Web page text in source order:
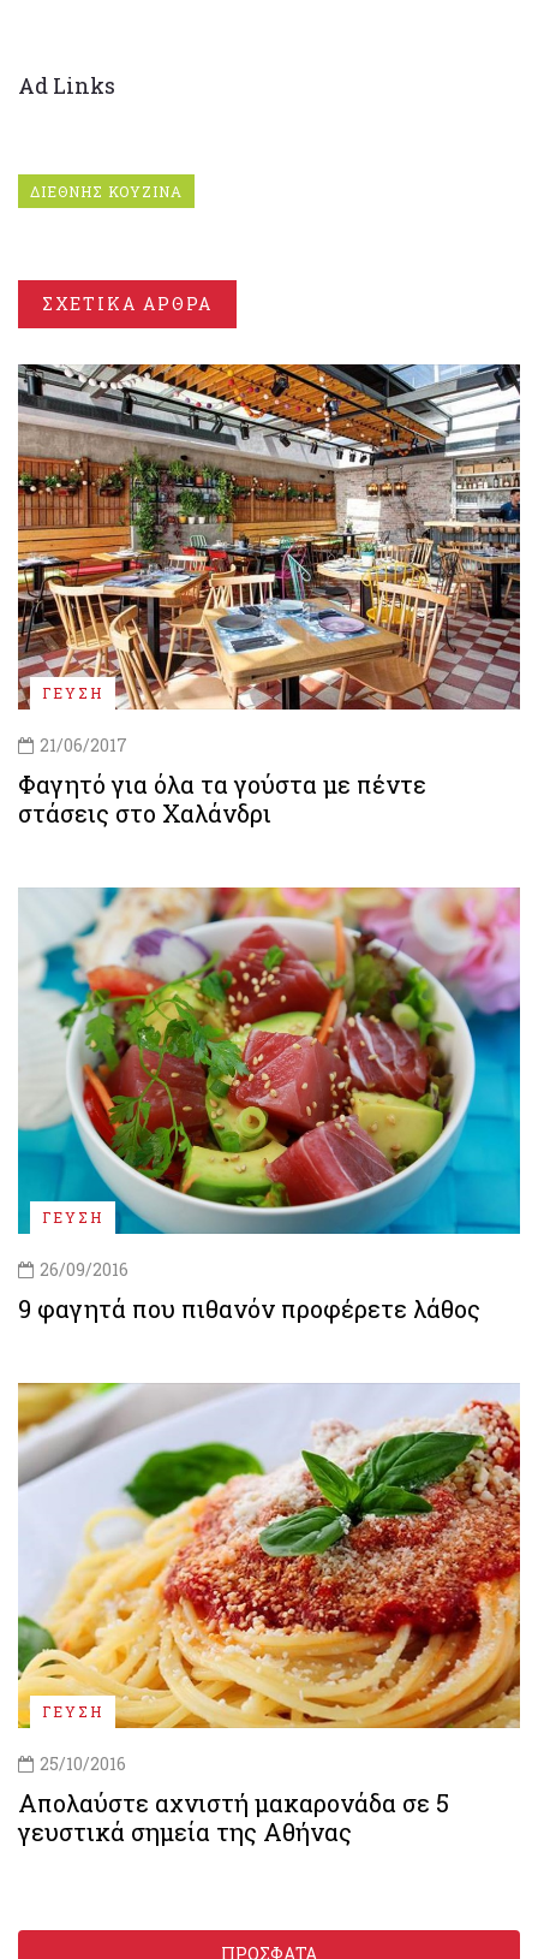
Ad Links
ΔΙΕΘΝΗΣ ΚΟΥΖΙΝΑ
ΣΧΕΤΙΚΑ ΑΡΘΡΑ
ΓΕΥΣΗ
21/06/2017
Φαγητό για όλα τα γούστα με πέντε
στάσεις στο Χαλάνδρι
ΓΕΥΣΗ
26/09/2016
9 φαγητά που πιθανόν προφέρετε λάθος
ΓΕΥΣΗ
25/10/2016
Απολαύστε αχνιστή μακαρονάδα σε 5
γευστικά σημεία της Αθήνας
ΠΡΟΣΦΑΤΑ